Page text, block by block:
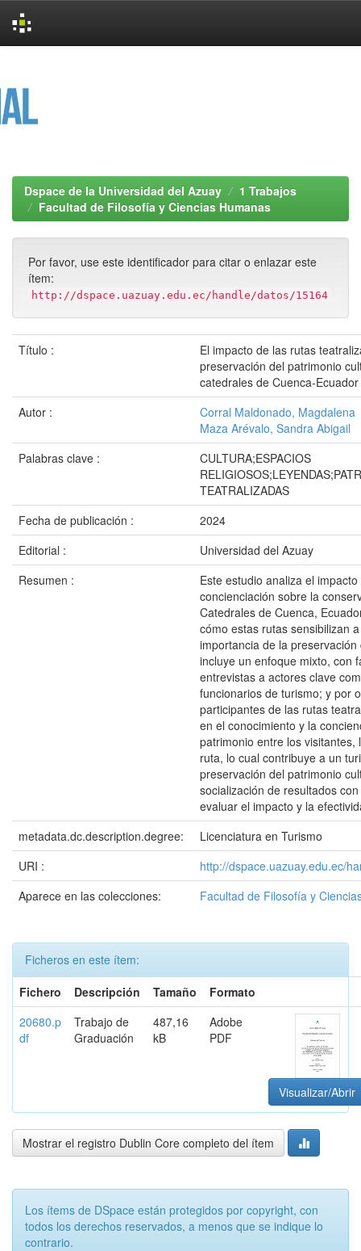
Dspace de la Universidad del Azuay
1 Trabajos
Facultad de Filosofía y Ciencias Humanas
Por favor, use este identificador para citar o enlazar este
ítem:
http://dspace.uazuay.edu.ec/handle/datos/15164
Título :
El impacto de las rutas
preservación del patrimonio
catedrales de Cuenca-Ecuador
Autor :
Corral Maldonado, Magdalena
Maza Arévalo, Sandra Abigail
Palabras clave :
CULTURA;ESPACIOS
TEATRALIZADAS
Fecha de publicación :
2024
Editorial :
Universidad del Azuay
Resumen :
Este estudio analiza el
concienciación sobre la
Catedrales de Cuenca,
cómo estas rutas sensibilizan
importancia de la
incluye un enfoque mixto, con
entrevistas a actores clave
funcionarios de turismo; y por
participantes de las rutas
en el conocimiento y la
patrimonio entre los
ruta, lo cual contribuye a un
preservación del patrimonio
socialización de resultados
evaluar el impacto y la
metadata.dc.description.degree:
Licenciatura en Turismo
URI :
http://dspace.uazuay.edu.ec/
Aparece en las colecciones:
Facultad de Filosofía y
Ficheros en este ítem:
Fichero
Descripción Tamaño
Formato
20680.p
df
Trabajo de
Graduación
487,16
kB
Adobe
PDF
Visualizar/Abrir
Mostrar el registro Dublin Core completo del ítem
Los ítems de DSpace están protegidos por copyright, con
todos los derechos reservados, a menos que se indique lo
contrario.